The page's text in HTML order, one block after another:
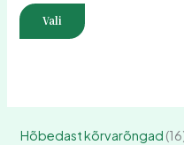
Hõbedast kõrvarõngad 16
5
Vali